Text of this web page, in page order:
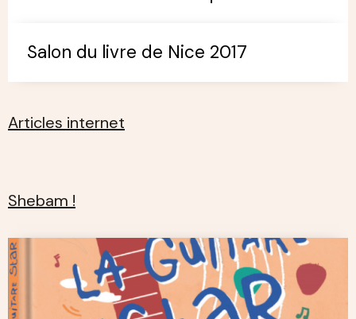
Salon du livre de Nice 2017
Articles internet
Shebam !